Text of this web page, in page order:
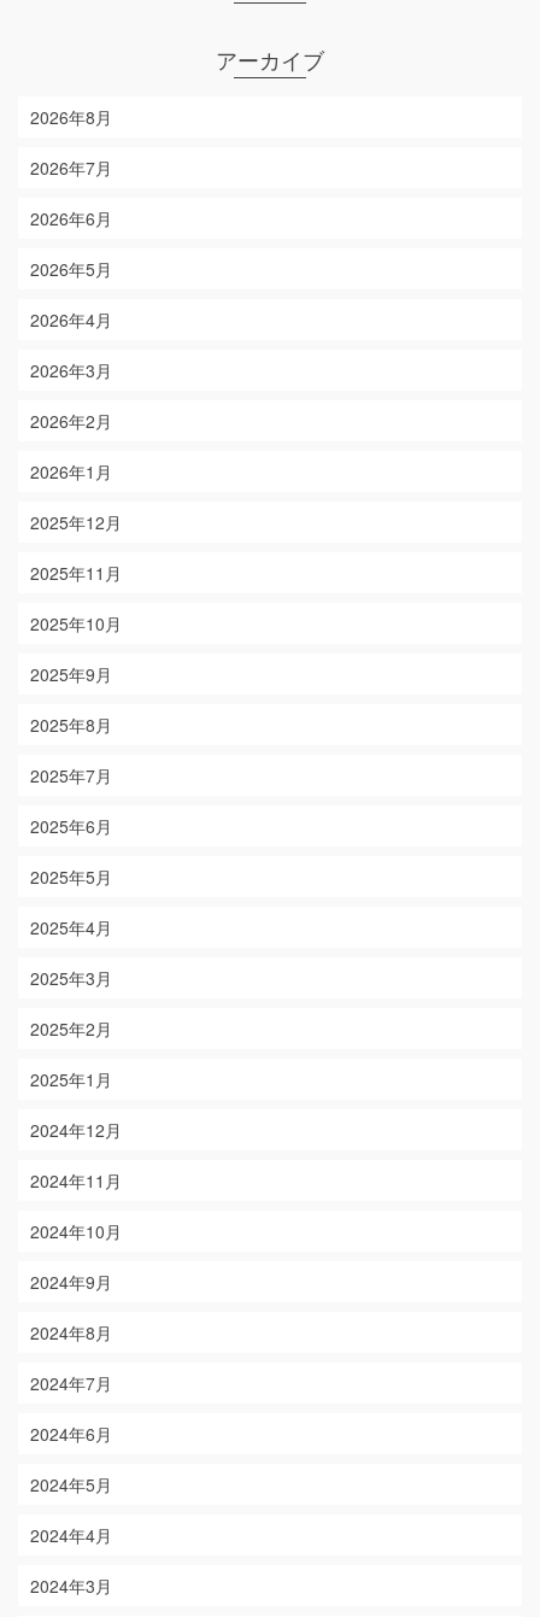
アーカイブ
2026年8月
2026年7月
2026年6月
2026年5月
2026年4月
2026年3月
2026年2月
2026年1月
2025年12月
2025年11月
2025年10月
2025年9月
2025年8月
2025年7月
2025年6月
2025年5月
2025年4月
2025年3月
2025年2月
2025年1月
2024年12月
2024年11月
2024年10月
2024年9月
2024年8月
2024年7月
2024年6月
2024年5月
2024年4月
2024年3月